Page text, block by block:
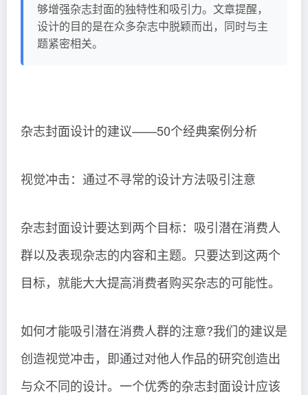
够增强杂志封面的独特性和吸引力。文章提醒，
设计的目的是在众多杂志中脱颖而出，同时与主
题紧密相关。
杂志封面设计的建议——50个经典案例分析
视觉冲击：通过不寻常的设计方法吸引注意
杂志封面设计要达到两个目标：吸引潜在消费人
群以及表现杂志的内容和主题。只要达到这两个
目标，就能大大提高消费者购买杂志的可能性。
如何才能吸引潜在消费人群的注意?我们的建议是
创造视觉冲击，即通过对他人作品的研究创造出
与众不同的设计。一个优秀的杂志封面设计应该